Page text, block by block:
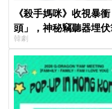
《殺手媽咪》收視暴
頭」，神秘竊聽器埋
韓劇